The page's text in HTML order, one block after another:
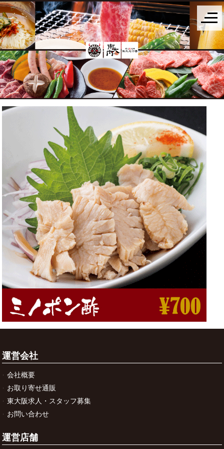
運営会社
会社概要
お取り寄せ通販
東大阪求人・スタッフ募集
お問い合わせ
運営店舗